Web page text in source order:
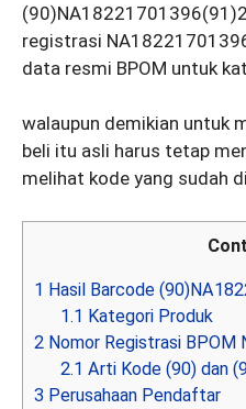
registrasi
data resmi BPOM untuk
walaupun demikian untuk
beli itu asli harus tetap
melihat kode yang sudah
1 Hasil Barcode
1.1 Kategori Produk
2 Nomor Registrasi BPOM
2.1 Arti Kode (90) dan
3 Perusahaan Pendaftar